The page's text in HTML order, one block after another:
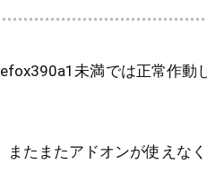
未満では正常作動
たまたアドオンが使えな